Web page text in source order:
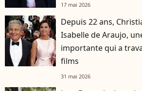
17 mai 2026
Depuis 22 ans,
Isabelle de Araujo,
importante qui a
films
31 mai 2026